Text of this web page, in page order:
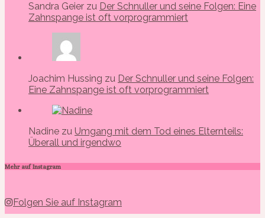
Sandra Geier zu Der Schnuller und seine Folgen: Eine
Zahnspange ist oft vorprogrammiert
Joachim Hussing zu Der Schnuller und seine Folgen:
Eine Zahnspange ist oft vorprogrammiert
Nadine zu Umgang mit dem Tod eines Elternteils:
Überall und irgendwo
Mehr auf Instagram
Folgen Sie auf Instagram